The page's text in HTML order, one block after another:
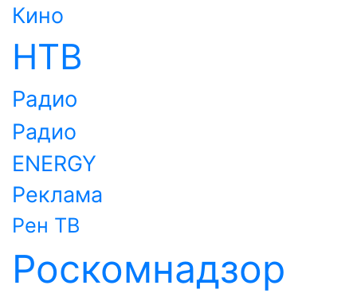
Кино
НТВ
Радио
Радио
ENERGY
Реклама
Рен ТВ
Роскомнадзор